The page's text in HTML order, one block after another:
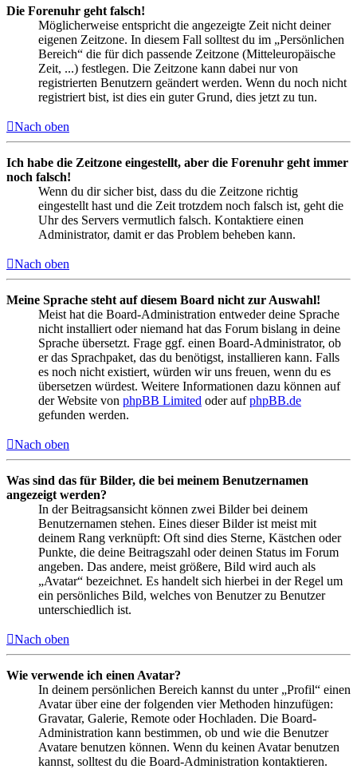
Die Forenuhr geht falsch!
Möglicherweise entspricht die angezeigte Zeit nicht deiner
eigenen Zeitzone. In diesem Fall solltest du im „Persönlichen
Bereich“ die für dich passende Zeitzone (Mitteleuropäische
Zeit, ...) festlegen. Die Zeitzone kann dabei nur von
registrierten Benutzern geändert werden. Wenn du noch nicht
registriert bist, ist dies ein guter Grund, dies jetzt zu tun.
Nach oben
Ich habe die Zeitzone eingestellt, aber die Forenuhr geht immer
noch falsch!
Wenn du dir sicher bist, dass du die Zeitzone richtig
eingestellt hast und die Zeit trotzdem noch falsch ist, geht die
Uhr des Servers vermutlich falsch. Kontaktiere einen
Administrator, damit er das Problem beheben kann.
Nach oben
Meine Sprache steht auf diesem Board nicht zur Auswahl!
Meist hat die Board-Administration entweder deine Sprache
nicht installiert oder niemand hat das Forum bislang in deine
Sprache übersetzt. Frage ggf. einen Board-Administrator, ob
er das Sprachpaket, das du benötigst, installieren kann. Falls
es noch nicht existiert, würden wir uns freuen, wenn du es
übersetzen würdest. Weitere Informationen dazu können auf
der Website von phpBB Limited oder aufphpBB.de
gefunden werden.
Nach oben
Was sind das für Bilder, die bei meinem Benutzernamen
angezeigt werden?
In der Beitragsansicht können zwei Bilder bei deinem
Benutzernamen stehen. Eines dieser Bilder ist meist mit
deinem Rang verknüpft: Oft sind dies Sterne, Kästchen oder
Punkte, die deine Beitragszahl oder deinen Status im Forum
angeben. Das andere, meist größere, Bild wird auch als
„Avatar“ bezeichnet. Es handelt sich hierbei in der Regel um
ein persönliches Bild, welches von Benutzer zu Benutzer
unterschiedlich ist.
Nach oben
Wie verwende ich einen Avatar?
In deinem persönlichen Bereich kannst du unter „Profil“ einen
Avatar über eine der folgenden vier Methoden hinzufügen:
Gravatar, Galerie, Remote oder Hochladen. Die Board-
Administration kann bestimmen, ob und wie die Benutzer
Avatare benutzen können. Wenn du keinen Avatar benutzen
kannst, solltest du die Board-Administration kontaktieren.